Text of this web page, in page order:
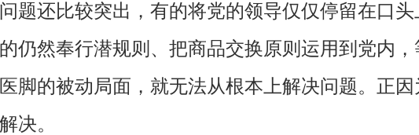
题还比较突出，有的将党的领导仅仅停留在口
仍然奉行潜规则、把商品交换原则运用到党内
脚的被动局面，就无法从根本上解决问题。正
决。